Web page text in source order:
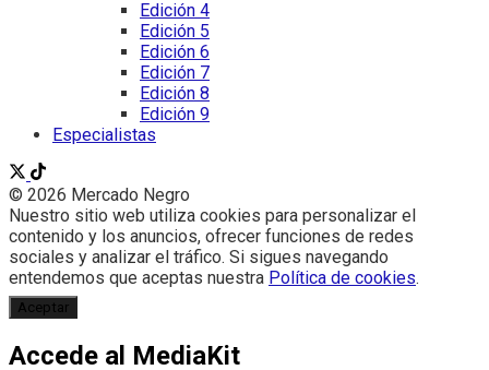
Edición 4
Edición 5
Edición 6
Edición 7
Edición 8
Edición 9
Especialistas
© 2026 Mercado Negro
Nuestro sitio web utiliza cookies para personalizar el
contenido y los anuncios, ofrecer funciones de redes
sociales y analizar el tráfico. Si sigues navegando
entendemos que aceptas nuestra Política de cookies.
Aceptar
Accede al MediaKit